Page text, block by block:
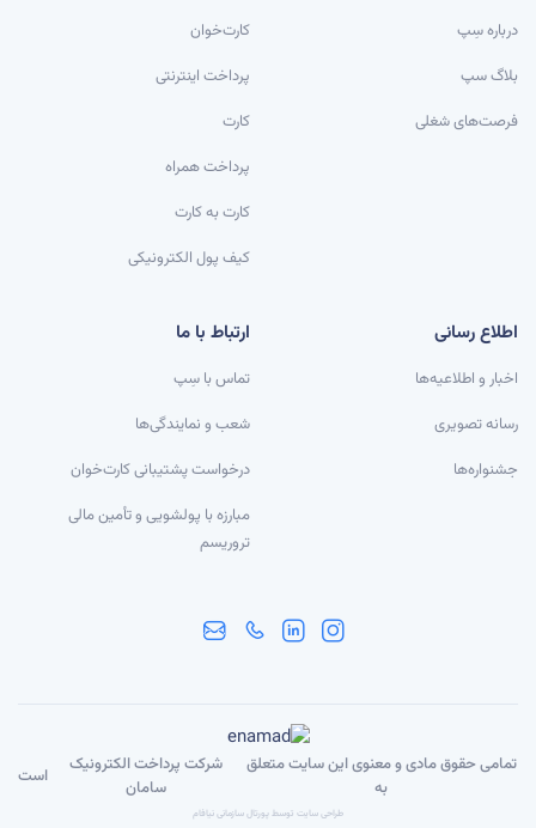
درباره سِپ
بلاگ سپ
فرصت‌های شغلی
کارت‌خوان
پرداخت اینترنتی
کارت
پرداخت همراه
کارت به کارت
کیف پول الکترونیکی
اطلاع رسانی
اخبار و اطلاعیه‌ها
رسانه تصویری
جشنواره‌ها
ارتباط با ما
تماس با سِپ
شعب و نمایندگی‌ها
درخواست پشتیبانی کارت‌خوان
مبارزه با پولشویی و تأمین مالی
تروریسم
تمامی حقوق مادی و معنوی این سایت متعلق
به
شرکت پرداخت الکترونیک
سامان
است
طراحی سایت توسط پورتال سازمانی نیافام